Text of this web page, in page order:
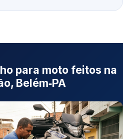
para moto feitos na
Belém‑PA